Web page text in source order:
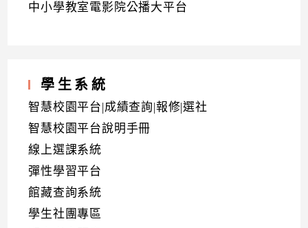
中小學教室電影院公播大平台
學生系統
智慧校園平台|成績查詢|報修|選社
智慧校園平台說明手冊
線上選課系統
彈性學習平台
館藏查詢系統
學生社團專區